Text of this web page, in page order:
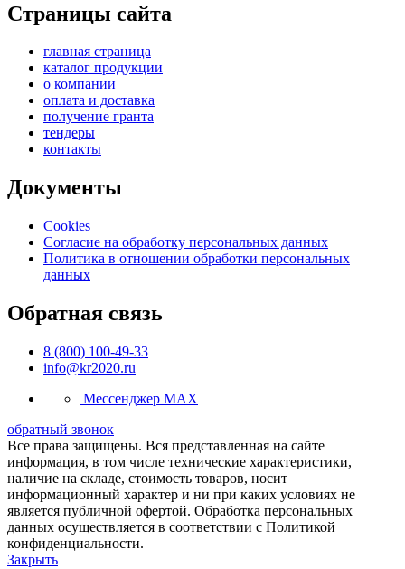
Страницы сайта
главная страница
каталог продукции
о компании
оплата и доставка
получение гранта
тендеры
контакты
Документы
Cookies
Согласие на обработку персональных данных
Политика в отношении обработки персональных
данных
Обратная связь
8 (800) 100-49-33
info@kr2020.ru
Мессенджер MAX
обратный звонок
Все права защищены. Вся представленная на сайте
информация, в том числе технические характеристики,
наличие на складе, стоимость товаров, носит
информационный характер и ни при каких условиях не
является публичной офертой. Обработка персональных
данных осуществляется в соответствии с Политикой
конфиденциальности.
Закрыть